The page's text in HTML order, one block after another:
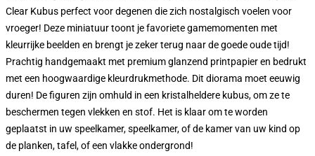
Clear Kubus perfect voor degenen die zich nostalgisch voelen voor
vroeger! Deze miniatuur toont je favoriete gamemomenten met
kleurrijke beelden en brengt je zeker terug naar de goede oude tijd!
Prachtig handgemaakt met premium glanzend printpapier en bedrukt
met een hoogwaardige kleurdrukmethode. Dit diorama moet eeuwig
duren! De figuren zijn omhuld in een kristalheldere kubus, om ze te
beschermen tegen vlekken en stof. Het is klaar om te worden
geplaatst in uw speelkamer, speelkamer, of de kamer van uw kind op
de planken, tafel, of een vlakke ondergrond!